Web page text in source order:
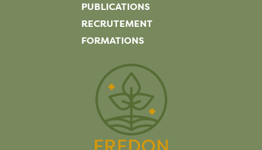
PUBLICATIONS
RECRUTEMENT
FORMATIONS